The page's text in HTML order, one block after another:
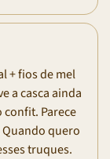
+ fios de mel
a casca ainda
Parece
quero
truques.